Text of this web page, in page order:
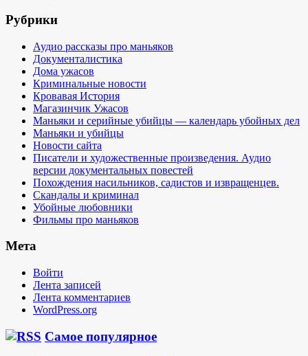
Рубрики
Аудио рассказы про маньяков
Документалистика
Дома ужасов
Криминальные новости
Кровавая История
Магазинчик Ужасов
Маньяки и серийные убийцы — календарь убойных дел
Маньяки и убийцы
Новости сайта
Писатели и художественные произведения. Аудио
версии документальных повестей
Похождения насильников, садистов и извращенцев.
Скандалы и криминал
Убойные любовники
Фильмы про маньяков
Мета
Войти
Лента записей
Лента комментариев
WordPress.org
Самое популярное